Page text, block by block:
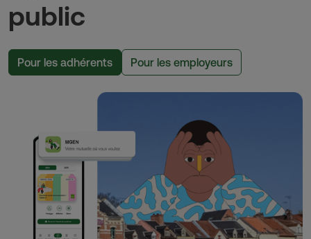
public
Pour les adhérents Pour les employeurs